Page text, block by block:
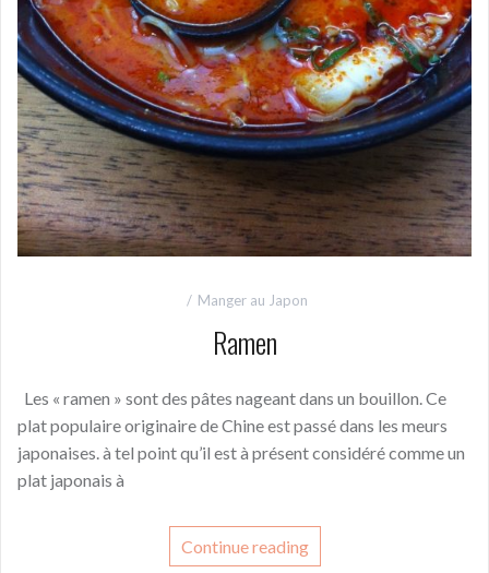
Manger au Japon
Ramen
Les « ramen » sont des pâtes nageant dans un bouillon. Ce
plat populaire originaire de Chine est passé dans les meurs
japonaises. à tel point qu’il est à présent considéré comme un
plat japonais à
Continue reading